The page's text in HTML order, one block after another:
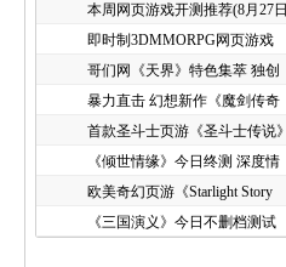
本周网页游戏开测推荐(8月27日
即时制3DMMORPG网页游戏
《谜境
哥们网《天界》特色集萃 独创
暴力直击 幻想新作《魔剑传奇
首款圣斗士页游《圣斗士传说》
《倾世情缘》今日终测 深度情
欧美奇幻页游《Starlight Story
《三国演义》今日不删档测试